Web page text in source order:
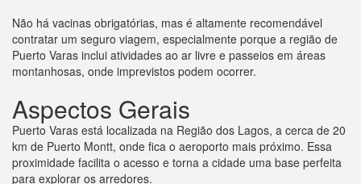
Não há vacinas obrigatórias, mas é altamente recomendável
contratar um seguro viagem, especialmente porque a região de
Puerto Varas inclui atividades ao ar livre e passeios em áreas
montanhosas, onde imprevistos podem ocorrer.
Aspectos Gerais
Puerto Varas está localizada na Região dos Lagos, a cerca de 20
km de Puerto Montt, onde fica o aeroporto mais próximo. Essa
proximidade facilita o acesso e torna a cidade uma base perfeita
para explorar os arredores.